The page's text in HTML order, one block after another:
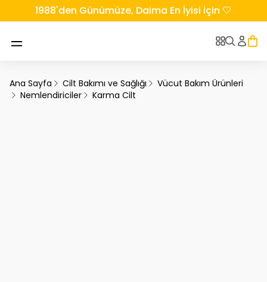
1988'den Günümüze, Daima En İyisi İçin 🤍
Ana Sayfa Cilt Bakımı ve Sağlığı
Vücut Bakım Ürünleri
Nemlendiriciler
Karma Cilt